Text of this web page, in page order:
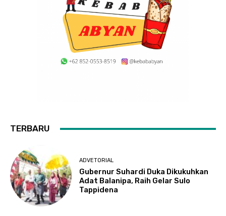
TERBARU
ADVETORIAL
Gubernur Suhardi Duka Dikukuhkan
Adat Balanipa, Raih Gelar Sulo
Tappidena